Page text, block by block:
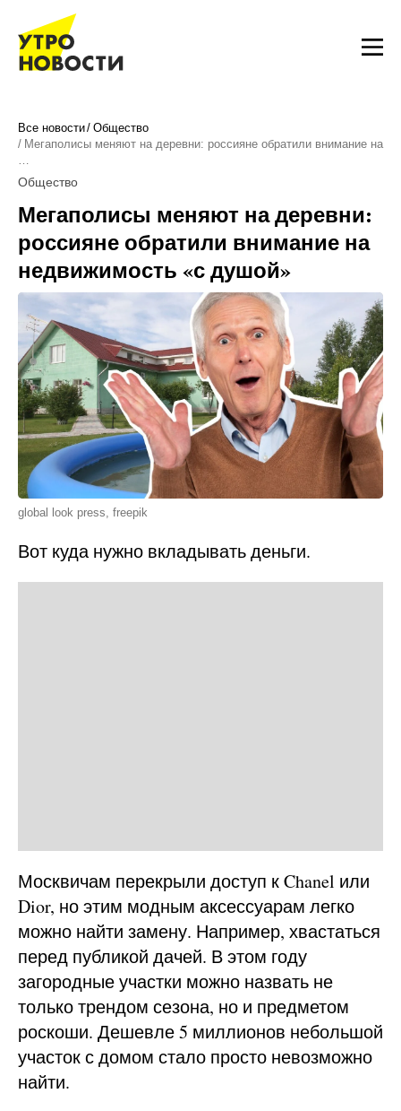
Все новости Общество
Мегаполисы меняют на деревни: россияне обратили внимание на
…
Общество
Мегаполисы меняют на деревни:
россияне обратили внимание на
недвижимость «с душой»
global look press, freepik
Вот куда нужно вкладывать деньги.
Москвичам перекрыли доступ к Chanel или
Dior, но этим модным аксессуарам легко
можно найти замену. Например, хвастаться
перед публикой дачей. В этом году
загородные участки можно назвать не
только трендом сезона, но и предметом
роскоши. Дешевле 5 миллионов небольшой
участок с домом стало просто невозможно
найти.